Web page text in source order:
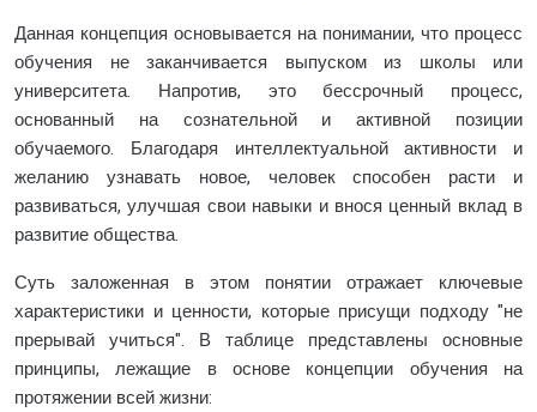
Данная концепция основывается на понимании, что процесс
обучения не заканчивается выпуском из школы или
университета. Напротив, это бессрочный процесс,
основанный на сознательной и активной позиции
обучаемого. Благодаря интеллектуальной активности и
желанию узнавать новое, человек способен расти и
развиваться, улучшая свои навыки и внося ценный вклад в
развитие общества.
Суть заложенная в этом понятии отражает ключевые
характеристики и ценности, которые присущи подходу "не
прерывай учиться". В таблице представлены основные
принципы, лежащие в основе концепции обучения на
протяжении всей жизни: